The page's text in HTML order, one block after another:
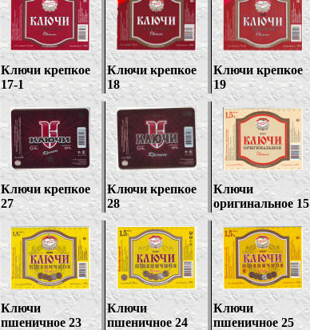
Ключи крепкое
17-1
Ключи крепкое
18
Ключи крепкое
19
Ключи крепкое
27
Ключи крепкое
28
Ключи
оригинальное 15
Ключи
пшеничное 23
Ключи
пшеничное 24
Ключи
пшеничное 25